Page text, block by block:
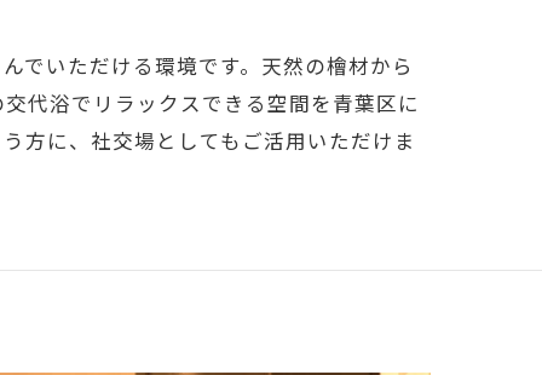
でいただける環境です。天然の檜材から
代浴でリラックスできる空間を青葉区に
方に、社交場としてもご活用いただけま